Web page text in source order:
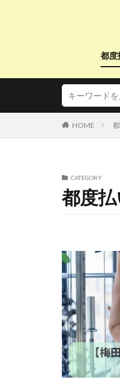
都度
HOME
CATEGORY
都度